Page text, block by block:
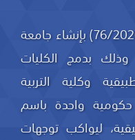
جاء المرسوم السلطاني رقم (76/2020) بإنشاء جامعة
وذلك بدمج الكليات
وكلية التربية
واحدة باسم
ليواكب توجهات